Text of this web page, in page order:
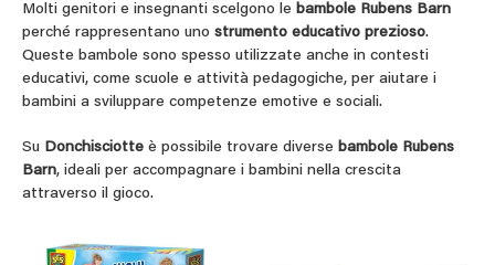
Molti genitori e insegnanti scelgono le bambole Rubens Barn
perché rappresentano uno strumento educativo prezioso.
Queste bambole sono spesso utilizzate anche in contesti
educativi, come scuole e attività pedagogiche, per aiutare i
bambini a sviluppare competenze emotive e sociali.
Su Donchisciotte è possibile trovare diverse bambole Rubens
Barn, ideali per accompagnare i bambini nella crescita
attraverso il gioco.